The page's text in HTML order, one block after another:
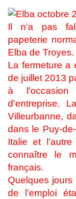
Il n’a pas
papeterie
Elba de Troyes.
La fermeture a
de juillet 2013
à l’occasion
d’entreprise.
Villeurbanne,
dans le Puy-
Italie et
connaître le
français.
Quelques jours
de l’emploi